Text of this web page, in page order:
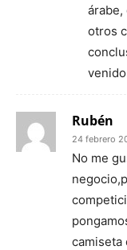
árabe,
otros
Rubén
24 febrero
No me
camiseta